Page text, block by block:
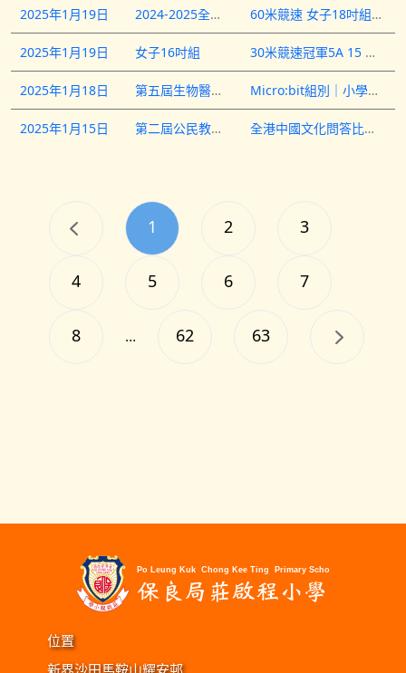
2025年1月19日 2024-2025全港單輪車賽 60米競速 女子18吋組亞軍5A 15 李思恩
2025年1月19日 女子16吋組 30米競速冠軍5A 15 李思恩
2025年1月18日 第五屆生物醫學工程創意競賽之「愛·創耆樂」設計賽 Micro:bit組別｜小學組挑戰賽 高小組優異獎5A 9 黎芷彤
2025年1月15日 第二屆公民教育及國民教育問答比賽 全港中國文化問答比賽 小學組學生個人獎6D 7 陸俊龍5A 28 葉熙信
1 2 3
4 5 6 7
8 ... 62 63
位置
新界沙田馬鞍山耀安邨